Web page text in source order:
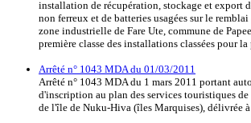
installation de récupération, stockage et export
non ferreux et de batteries usagées sur le remblai
zone industrielle de Fare Ute, commune de
première classe des installations classées pour la
Arrêté n° 1043 MDA du 01/03/2011
Arrêté n° 1043 MDA du 1 mars 2011 portant
d'inscription au plan des services touristiques de
de l'île de Nuku-Hiva (îles Marquises), délivrée